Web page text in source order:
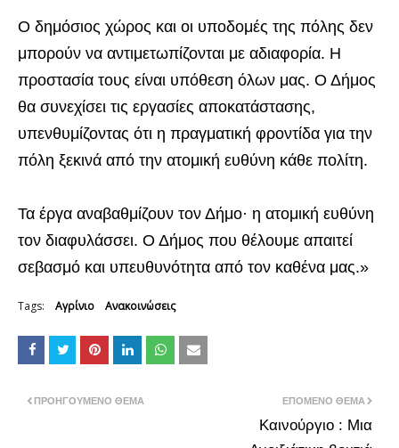
Ο δημόσιος χώρος και οι υποδομές της πόλης δεν
μπορούν να αντιμετωπίζονται με αδιαφορία. Η
προστασία τους είναι υπόθεση όλων μας. Ο Δήμος
θα συνεχίσει τις εργασίες αποκατάστασης,
υπενθυμίζοντας ότι η πραγματική φροντίδα για την
πόλη ξεκινά από την ατομική ευθύνη κάθε πολίτη.
Τα έργα αναβαθμίζουν τον Δήμο· η ατομική ευθύνη
τον διαφυλάσσει. Ο Δήμος που θέλουμε απαιτεί
σεβασμό και υπευθυνότητα από τον καθένα μας.»
Tags: Αγρίνιο Ανακοινώσεις
ΕΠΌΜΕΝΟ ΘΈΜΑ
Καινούργιο : Μια
ΠΡΟΗΓΟΎΜΕΝΟ ΘΈΜΑ